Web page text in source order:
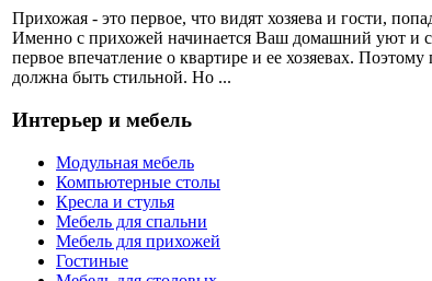
Прихожая - это первое, что видят хозяева и гости,
Именно с прихожей начинается Ваш домашний уют и
первое впечатление о квартире и ее хозяевах. Поэтому
должна быть стильной. Но ...
Интерьер и мебель
Модульная мебель
Компьютерные столы
Кресла и стулья
Мебель для спальни
Мебель для прихожей
Гостиные